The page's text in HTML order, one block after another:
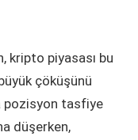
kripto piyasası bu
çöküşünü
pozisyon tasfiye
düşerken,